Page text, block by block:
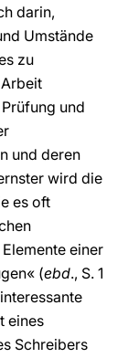
darin,
Umstände
zu
und
und deren
wird die
es oft
einer
(ebd., S. 1
eines
Schreibers